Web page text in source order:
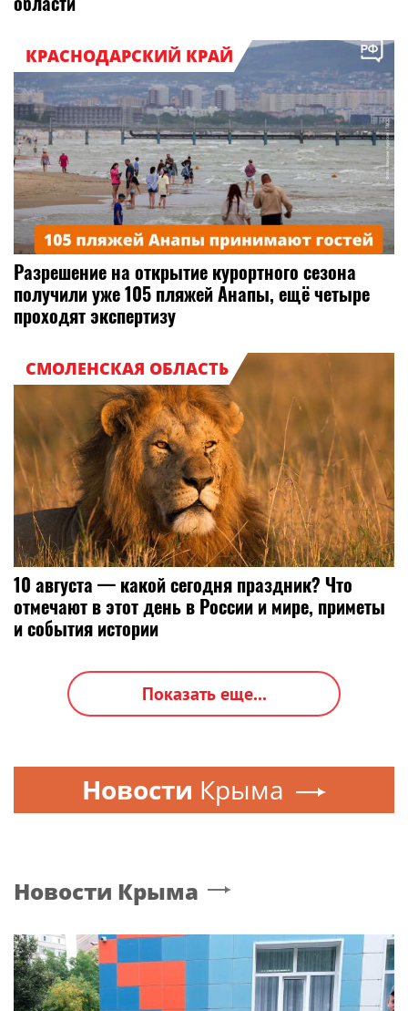
КРАСНОДАРСКИЙ КРАЙ
Разрешение на открытие курортного сезона
получили уже 105 пляжей Анапы, ещё четыре
проходят экспертизу
СМОЛЕНСКАЯ ОБЛАСТЬ
10 августа — какой сегодня праздник? Что
отмечают в этот день в России и мире, приметы
и события истории
Показать еще...
Новости Крыма
Новости Крыма